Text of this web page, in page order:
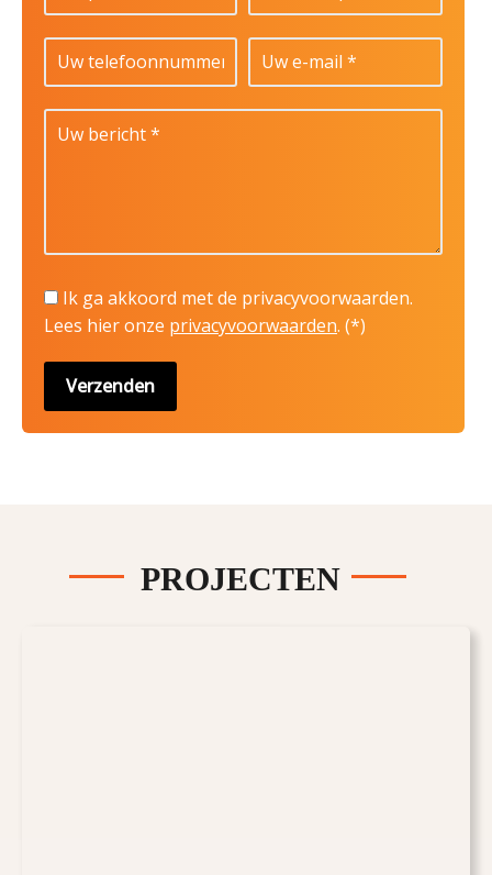
Ik ga akkoord met de privacyvoorwaarden.
Lees hier onze privacyvoorwaarden. (*)
PROJECTEN